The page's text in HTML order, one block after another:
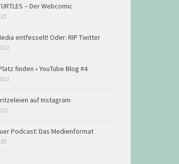
– Der Webcomic
entfesselt! Oder: RIP Twitter
finden • YouTube Blog #4
auf Instagram
Podcast: Das Medienformat